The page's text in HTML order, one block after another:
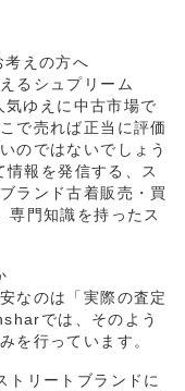
考えの方へ
るシュプリーム
気ゆえに中古市場で
で売れば正当に評価
のではないでしょう
報を発信する、ス
ランド古着販売・買
専門知識を持ったス
なのは「実際の査定
では、そのよう
を行っています。
トリートブランドに